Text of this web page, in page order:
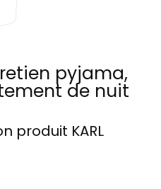
pyjama,
de nuit
produit KARL